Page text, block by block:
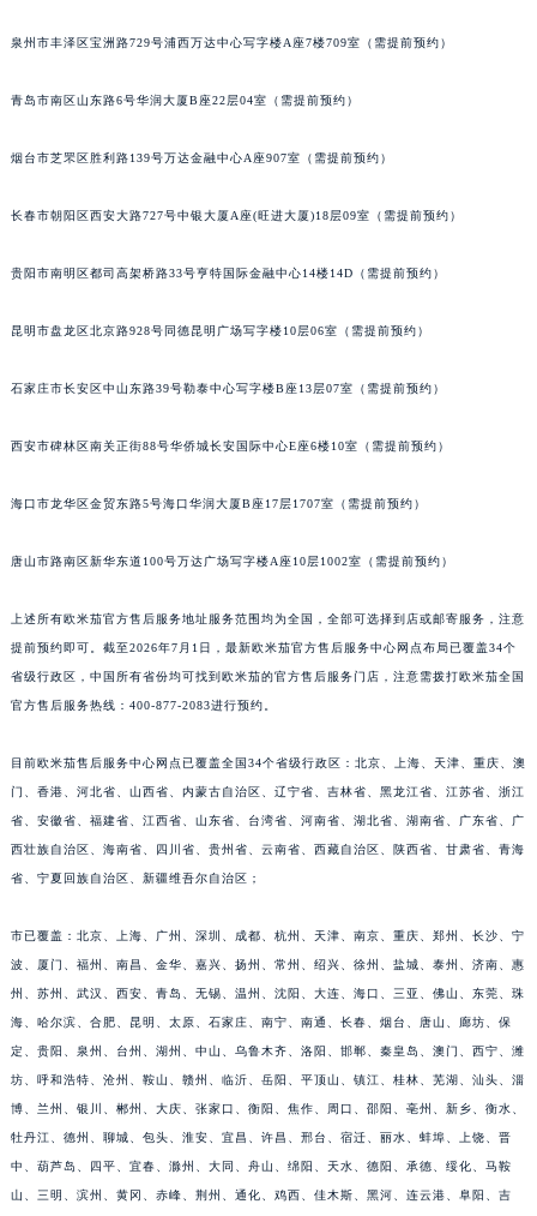
泉州市丰泽区宝洲路729号浦西万达中心写字楼A座7楼709室（需提前预约）
青岛市南区山东路6号华润大厦B座22层04室（需提前预约）
烟台市芝罘区胜利路139号万达金融中心A座907室（需提前预约）
长春市朝阳区西安大路727号中银大厦A座(旺进大厦)18层09室（需提前预约）
贵阳市南明区都司高架桥路33号亨特国际金融中心14楼14D（需提前预约）
昆明市盘龙区北京路928号同德昆明广场写字楼10层06室（需提前预约）
石家庄市长安区中山东路39号勒泰中心写字楼B座13层07室（需提前预约）
西安市碑林区南关正街88号华侨城长安国际中心E座6楼10室（需提前预约）
海口市龙华区金贸东路5号海口华润大厦B座17层1707室（需提前预约）
唐山市路南区新华东道100号万达广场写字楼A座10层1002室（需提前预约）
上述所有欧米茄官方售后服务地址服务范围均为全国，全部可选择到店或邮寄服务，注意
提前预约即可。截至2026年7月1日，最新欧米茄官方售后服务中心网点布局已覆盖34个
省级行政区，中国所有省份均可找到欧米茄的官方售后服务门店，注意需拨打欧米茄全国
官方售后服务热线：400-877-2083进行预约。
目前欧米茄售后服务中心网点已覆盖全国34个省级行政区：北京、上海、天津、重庆、澳
门、香港、河北省、山西省、内蒙古自治区、辽宁省、吉林省、黑龙江省、江苏省、浙江
省、安徽省、福建省、江西省、山东省、台湾省、河南省、湖北省、湖南省、广东省、广
西壮族自治区、海南省、四川省、贵州省、云南省、西藏自治区、陕西省、甘肃省、青海
省、宁夏回族自治区、新疆维吾尔自治区；
市已覆盖：北京、上海、广州、深圳、成都、杭州、天津、南京、重庆、郑州、长沙、宁
波、厦门、福州、南昌、金华、嘉兴、扬州、常州、绍兴、徐州、盐城、泰州、济南、惠
州、苏州、武汉、西安、青岛、无锡、温州、沈阳、大连、海口、三亚、佛山、东莞、珠
海、哈尔滨、合肥、昆明、太原、石家庄、南宁、南通、长春、烟台、唐山、廊坊、保
定、贵阳、泉州、台州、湖州、中山、乌鲁木齐、洛阳、邯郸、秦皇岛、澳门、西宁、潍
坊、呼和浩特、沧州、鞍山、赣州、临沂、岳阳、平顶山、镇江、桂林、芜湖、汕头、淄
博、兰州、银川、郴州、大庆、张家口、衡阳、焦作、周口、邵阳、亳州、新乡、衡水、
牡丹江、德州、聊城、包头、淮安、宜昌、许昌、邢台、宿迁、丽水、蚌埠、上饶、晋
中、葫芦岛、四平、宜春、滁州、大同、舟山、绵阳、天水、德阳、承德、绥化、马鞍
山、三明、滨州、黄冈、赤峰、荆州、通化、鸡西、佳木斯、黑河、连云港、阜阳、吉